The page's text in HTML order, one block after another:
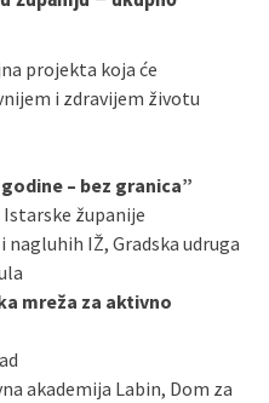
projekta koja će
i zdravijem životu
– bez granica”
županije
nagluhih IŽ, Gradska udruga
mreža za aktivno
akademija Labin, Dom za